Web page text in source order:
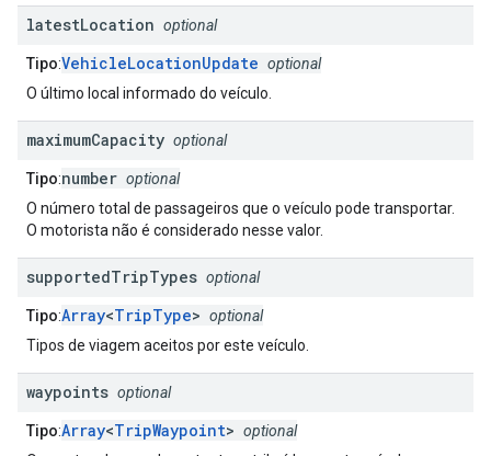
latestLocation optional
Tipo:VehicleLocationUpdate optional
O último local informado do veículo.
maximumCapacity optional
Tipo:number optional
O número total de passageiros que o veículo pode transportar.
O motorista não é considerado nesse valor.
supportedTripTypes optional
Tipo:Array<TripType> optional
Tipos de viagem aceitos por este veículo.
waypoints optional
Tipo:Array<TripWaypoint> optional